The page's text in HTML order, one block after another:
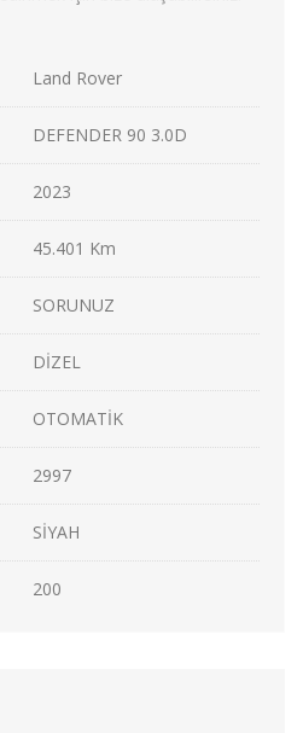
Land Rover
DEFENDER 90 3.0D
2023
45.401 Km
SORUNUZ
DİZEL
OTOMATİK
2997
SİYAH
200